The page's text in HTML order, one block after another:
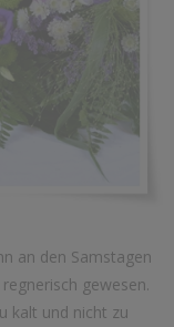
an den Samstagen
gewesen.
kalt und nicht zu